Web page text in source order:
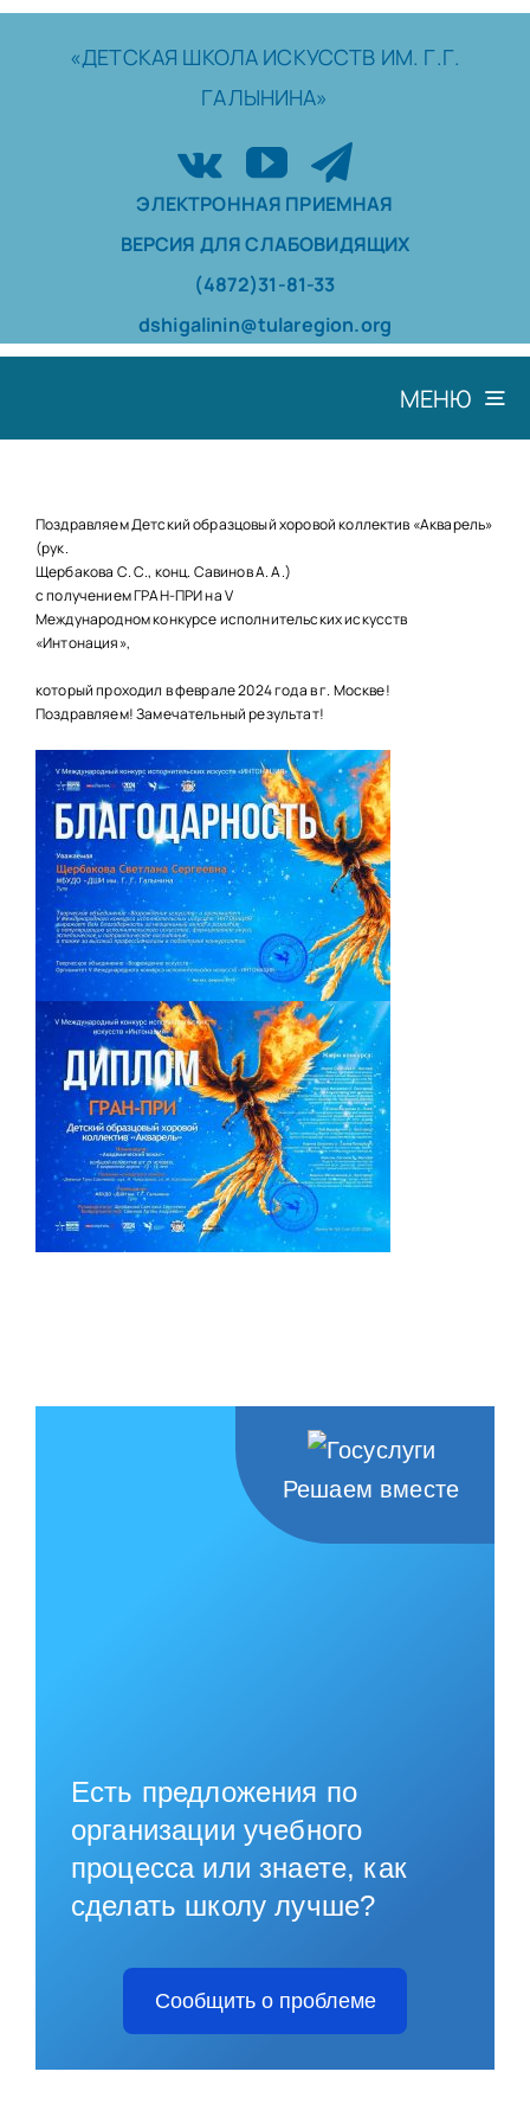
Skip
«ДЕТСКАЯ ШКОЛА ИСКУССТВ ИМ. Г.Г.
ГАЛЫНИНА»
ЭЛЕКТРОННАЯ ПРИЕМНАЯ
ВЕРСИЯ ДЛЯ СЛАБОВИДЯЩИХ
(4872)31-81-33
dshigalinin@tularegion.org
МЕНЮ
О ПРИЕМЕ
СВЕДЕНИЯ ОБ ОО
КОНТАКТЫ
ОТЗЫВЫ
Поздравляем Детский образцовый хоровой коллектив «Акварель»
(рук.
Щербакова С. С., конц. Савинов А. А.)
с получением ГРАН-ПРИ на V
Международном конкурсе исполнительских искусств
«Интонация»,
который проходил в феврале 2024 года в г. Москве!
Поздравляем! Замечательный результат!
Решаем вместе
Есть предложения по
организации учебного
процесса или знаете, как
сделать школу лучше?
Сообщить о проблеме